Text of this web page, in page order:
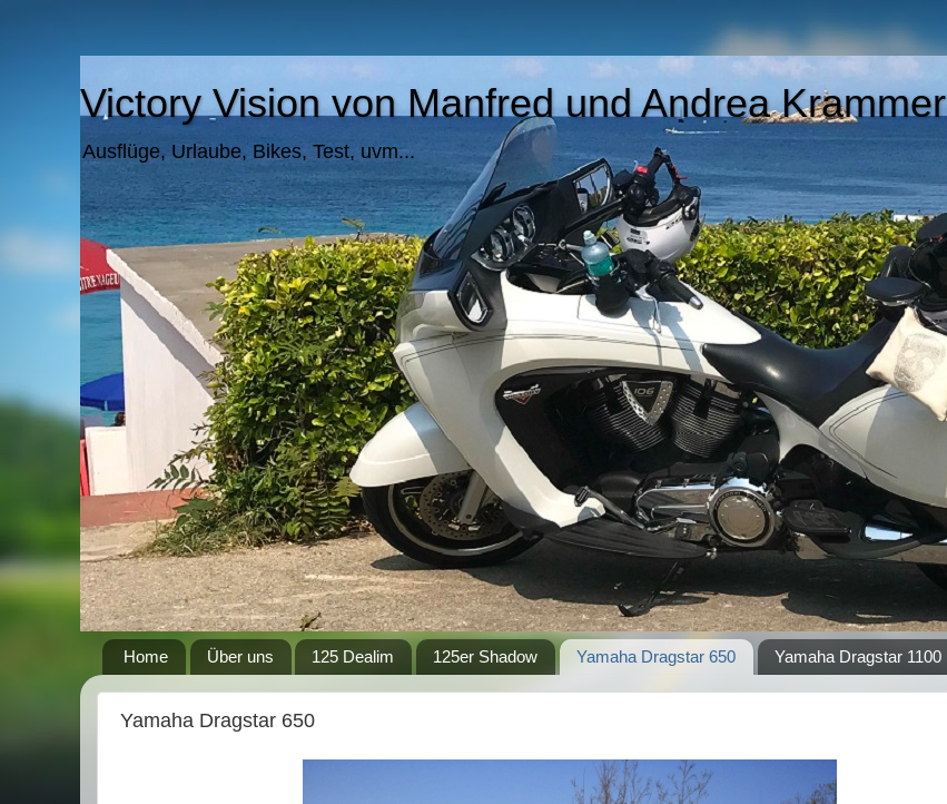
Victory Vision von Manfred und Andrea Krammer
Ausflüge, Urlaube, Bikes, Test, uvm...
Home Über uns 125 Dealim 125er Shadow Yamaha Dragstar 650 Yamaha Dragstar 1100
Yamaha Dragstar 650